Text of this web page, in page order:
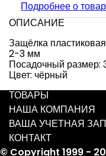
Подробнее о
ОПИСАНИЕ
Защёлка
2-3 мм
Посадочный размер:
Цвет: чёрный
ТОВАРЫ
НАША КОМПАНИЯ
ВАША УЧЕТНАЯ
КОНТАКТ
© Copyright 1999 -